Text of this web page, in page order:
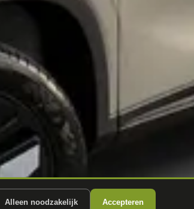
Alleen noodzakelijk Accepteren